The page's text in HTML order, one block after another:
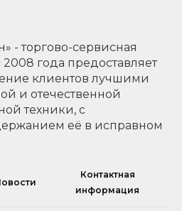
- торгово-сервисная
года предоставляет
клиентов лучшими
и отечественной
техники, с
её в исправном
Контактная
информация